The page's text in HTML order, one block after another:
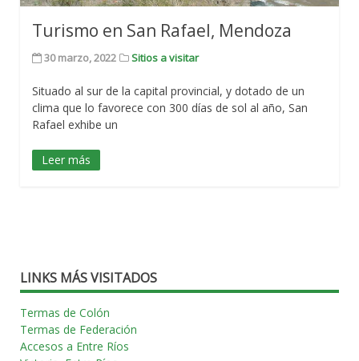
Turismo en San Rafael, Mendoza
30 marzo, 2022 Sitios a visitar
Situado al sur de la capital provincial, y dotado de un
clima que lo favorece con 300 días de sol al año, San
Rafael exhibe un
Leer más
LINKS MÁS VISITADOS
Termas de Colón
Termas de Federación
Accesos a Entre Ríos